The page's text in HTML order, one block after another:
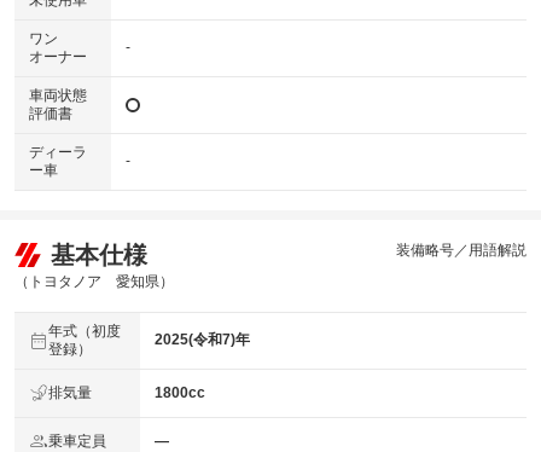
ワン
オーナー
-
車両状態
評価書
ディーラ
ー車
-
基本仕様
（トヨタノア 愛知県）
装備略号／用語解説
年式（初度
登録）
2025(令和7)年
排気量 1800cc
乗車定員 ―